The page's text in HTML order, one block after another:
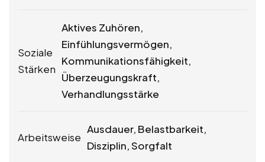
Soziale
Stärken
Aktives Zuhören,
Einfühlungsvermögen,
Kommunikationsfähigkeit,
Überzeugungskraft,
Verhandlungsstärke
Arbeitsweise
Ausdauer, Belastbarkeit,
Disziplin, Sorgfalt